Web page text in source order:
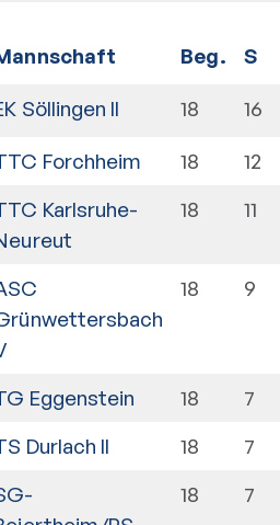
Beg. S
Söllingen II 18 16
Forchheim 18 12
Karlsruhe-
18 11
18 9
Eggenstein 18 7
Durlach II 18 7
18 7